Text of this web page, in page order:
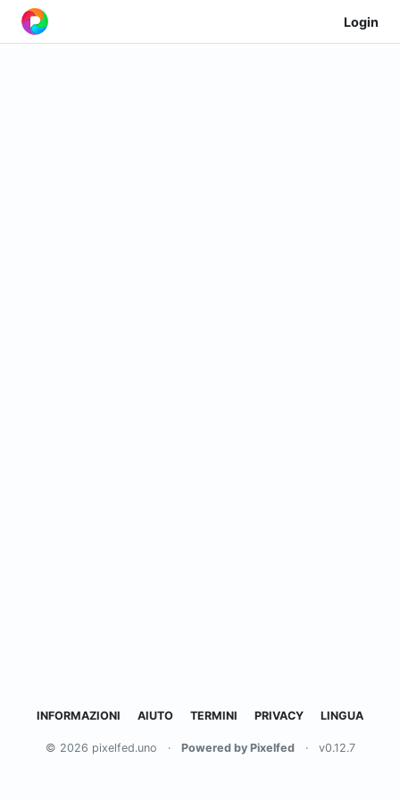
Login
INFORMAZIONI AIUTO TERMINI PRIVACY LINGUA
© 2026 pixelfed.uno · Powered by Pixelfed · v0.12.7